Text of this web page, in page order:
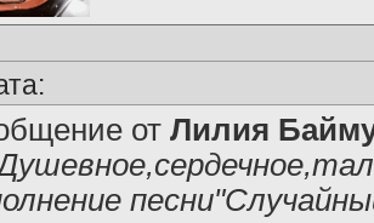
от Лилия